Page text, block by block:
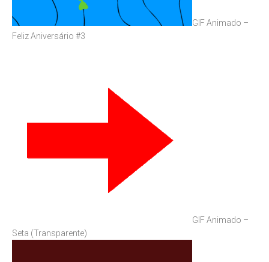
GIF Animado –
Feliz Aniversário #3
GIF Animado –
Seta (Transparente)